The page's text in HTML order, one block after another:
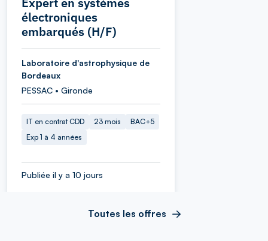
électroniques
embarqués (H/F)
Laboratoire d'astrophysique de
Bordeaux
PESSAC • Gironde
IT en contrat CDD 23 mois
BAC+5
Exp 1 à 4 années
Publiée il y a 10 jours
Toutes les offres